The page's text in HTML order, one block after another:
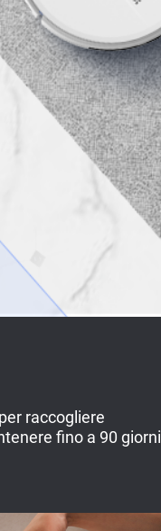
raccogliere
fino a 90 giorni